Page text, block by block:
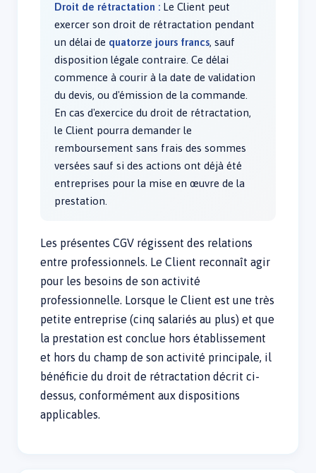
Droit de rétractation : Le Client peut
exercer son droit de rétractation pendant
un délai de quatorze jours francs, sauf
disposition légale contraire. Ce délai
commence à courir à la date de validation
du devis, ou d'émission de la commande.
En cas d'exercice du droit de rétractation,
le Client pourra demander le
remboursement sans frais des sommes
versées sauf si des actions ont déjà été
entreprises pour la mise en œuvre de la
prestation.
Les présentes CGV régissent des relations
entre professionnels. Le Client reconnaît agir
pour les besoins de son activité
professionnelle. Lorsque le Client est une très
petite entreprise (cinq salariés au plus) et que
la prestation est conclue hors établissement
et hors du champ de son activité principale, il
bénéficie du droit de rétractation décrit ci-
dessus, conformément aux dispositions
applicables.